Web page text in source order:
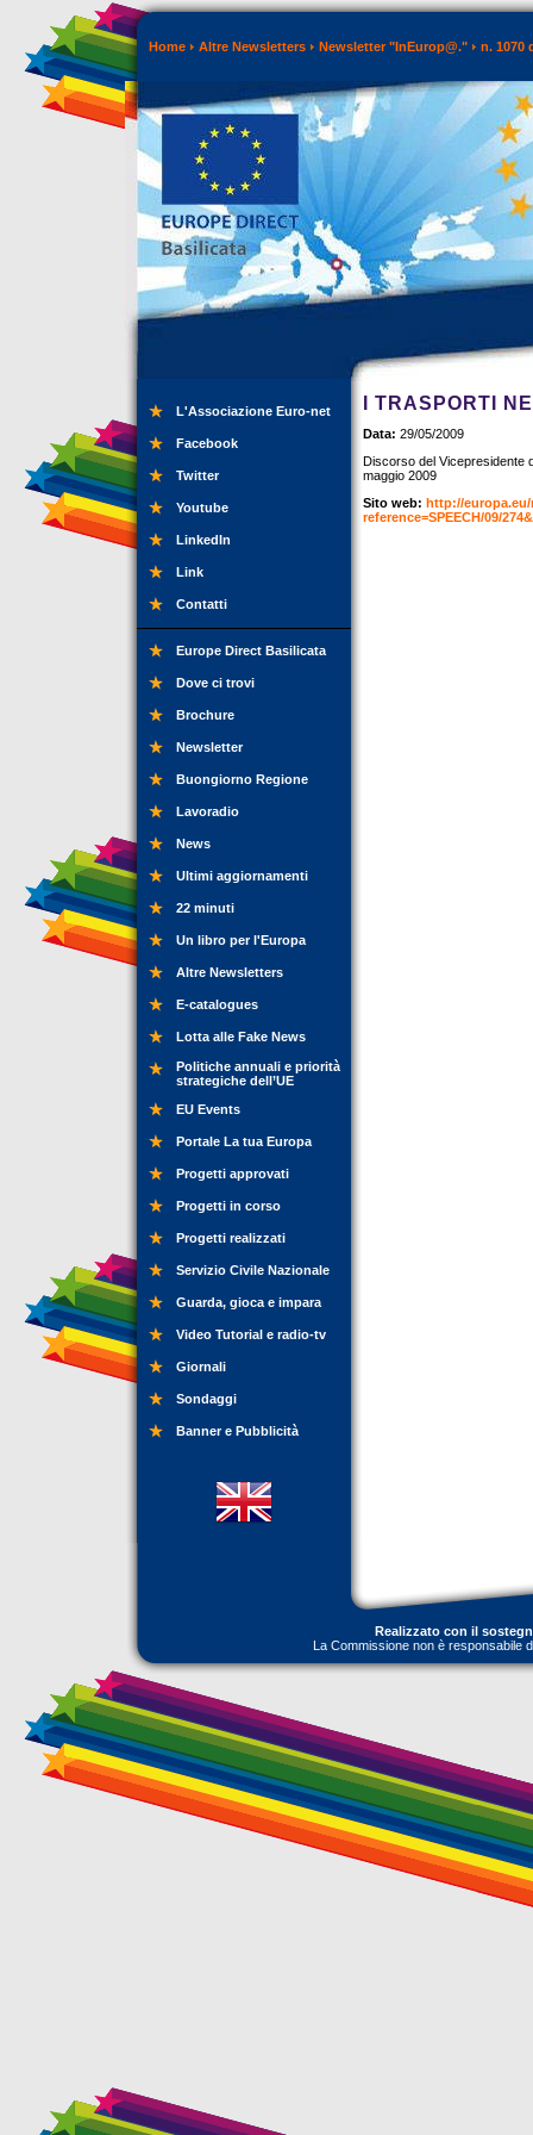
Home Altre Newsletters Newsletter "InEurop@." n. 1070
L'Associazione Euro-net
Facebook
Twitter
Youtube
LinkedIn
Link
Contatti
Europe Direct Basilicata
Dove ci trovi
Brochure
Newsletter
Buongiorno Regione
Lavoradio
News
Ultimi aggiornamenti
22 minuti
Un libro per l'Europa
Altre Newsletters
E-catalogues
Lotta alle Fake News
Politiche annuali e priorità
strategiche dell’UE
EU Events
Portale La tua Europa
Progetti approvati
Progetti in corso
Progetti realizzati
Servizio Civile Nazionale
Guarda, gioca e impara
Video Tutorial e radio-tv
Giornali
Sondaggi
Banner e Pubblicità
I TRASPORTI
Data: 29/05/2009
Discorso del Vicepresidente
maggio 2009
Sito web: http://
reference=SPEECH/09/
Realizzato con il
La Commissione non è responsabile